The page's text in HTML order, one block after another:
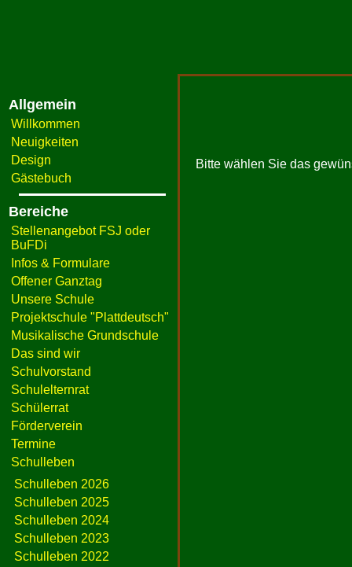
Allgemein
Willkommen
Neuigkeiten
Design
Gästebuch
Bereiche
Stellenangebot FSJ oder
BuFDi
Infos & Formulare
Offener Ganztag
Unsere Schule
Projektschule "Plattdeutsch"
Musikalische Grundschule
Das sind wir
Schulvorstand
Schulelternrat
Schülerrat
Förderverein
Termine
Schulleben
Schulleben 2026
Schulleben 2025
Schulleben 2024
Schulleben 2023
Schulleben 2022
Bitte wählen Sie das